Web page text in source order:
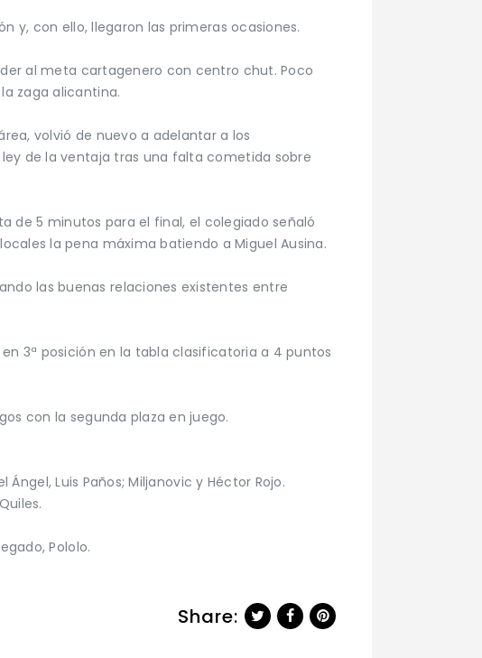
y, con ello, llegaron las primeras ocasiones.
al meta cartagenero con centro chut. Poco
zaga alicantina.
volvió de nuevo a adelantar a los
de la ventaja tras una falta cometida sobre
de 5 minutos para el final, el colegiado señaló
la pena máxima batiendo a Miguel Ausina.
las buenas relaciones existentes entre
3ª posición en la tabla clasificatoria a 4 puntos
con la segunda plaza en juego.
Ángel, Luis Paños; Miljanovic y Héctor Rojo.
Pololo.
Share: